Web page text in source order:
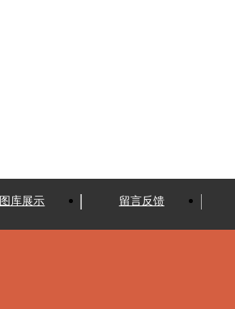
图库展示 留言反馈